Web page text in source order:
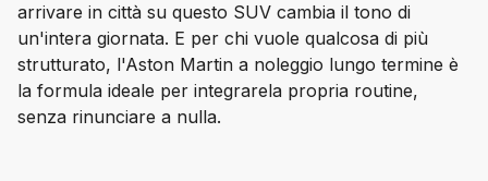
arrivare in città su questo SUV cambia il tono di
un'intera giornata. E per chi vuole qualcosa di più
strutturato, l'Aston Martin a noleggio lungo termine è
la formula ideale per integrarela propria routine,
senza rinunciare a nulla.